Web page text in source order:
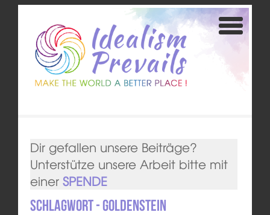
Dir gefallen unsere Beiträge?
Unterstütze unsere Arbeit bitte mit
einer SPENDE
Schlagwort - Goldenstein